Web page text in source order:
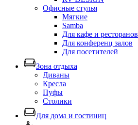
Офисные стулья
Мягкие
Samba
Для кафе и ресторанов
Для конференц залов
Для посетителей
Зона отдыха
Диваны
Кресла
Пуфы
Столики
Для дома и гостиниц